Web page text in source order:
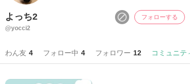
よっち2
@yocci2
フォローする
わん友 4 フォロー中 4 フォロワー 12 コミュニティ